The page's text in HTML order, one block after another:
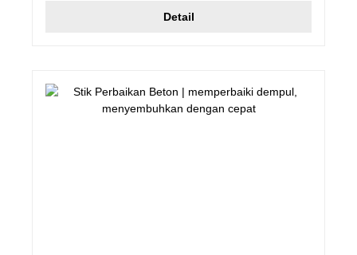
Detail